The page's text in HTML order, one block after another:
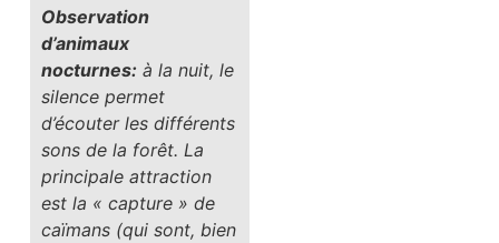
Observation
d’animaux
nocturnes: à la nuit, le
silence permet
d’écouter les différents
sons de la forêt. La
principale attraction
est la « capture » de
caïmans (qui sont, bien